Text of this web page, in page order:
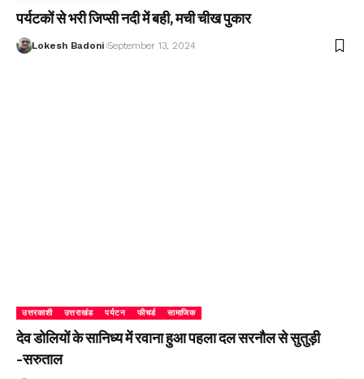
पर्यटकों से भरी जिप्सी नदी में बही, मची चीख पुकार
Lokesh Badoni September 13, 2024
उत्तरकाशी उत्तराखंड पर्यटन फीचर्ड सामाजिक
देव डोलियों के सानिध्य में रवाना हुआ पहला दल सरनौल से सुतुड़ी
-सरुताल